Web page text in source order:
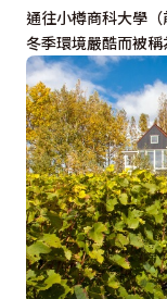
通往小樽商科大學
冬季環境嚴酷而被